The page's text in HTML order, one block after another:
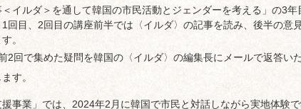
イルダ＞を通して韓国の市民活動とジェンダーを考える」の3年
回目、2回目の講座前半では〈イルダ〉の記事を読み、後半の意
。
2回で集めた疑問を韓国の〈イルダ〉の編集長にメールで返答い
す。
援事業」では、2024年2月に韓国で市民と対話しながら実地体験